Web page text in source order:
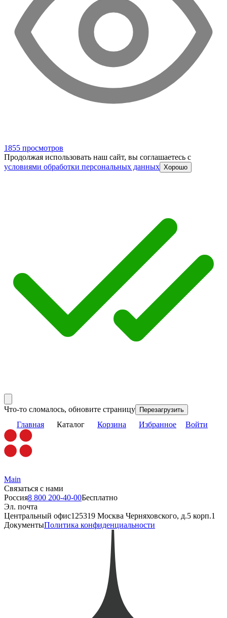
1855 просмотров
Продолжая использовать наш сайт, вы соглашаетесь c
условиями обработки персональных данных Хорошо
Что-то сломалось, обновите страницу Перезагрузить
Главная Каталог Корзина Избранное Войти
Main
Связаться с нами
Россия8 800 200-40-00Бесплатно
Эл. почта
Центральный офис125319 Москва Черняховского, д.5 корп.1
ДокументыПолитика конфиденциальности